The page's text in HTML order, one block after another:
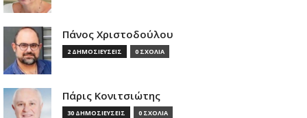
Πάνος Χριστοδούλου
2 ΔΗΜΟΣΙΕΥΣΕΙΣ 0 ΣΧΟΛΙΑ
Πάρις Κονιτσιώτης
30 ΔΗΜΟΣΙΕΥΣΕΙΣ 0 ΣΧΟΛΙΑ